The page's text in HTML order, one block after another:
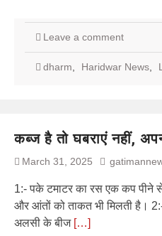
Leave a comment
dharm Haridwar News
कब्ज है तो घबराएं नहीं,
March 31, 2025
1:- पके टमाटर का रस एक कप पीने से
और आंतों को ताकत भी मिलती है।
अलसी के बीज […]